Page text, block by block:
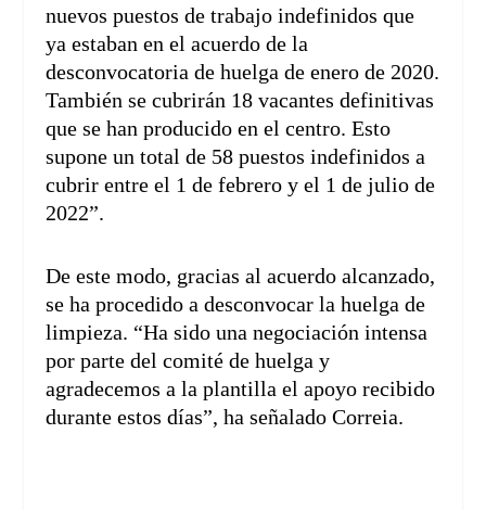
nuevos puestos de trabajo indefinidos que
ya estaban en el acuerdo de la
desconvocatoria de huelga de enero de 2020.
También se cubrirán 18 vacantes definitivas
que se han producido en el centro. Esto
supone un total de 58 puestos indefinidos a
cubrir entre el 1 de febrero y el 1 de julio de
2022”.
De este modo, gracias al acuerdo alcanzado,
se ha procedido a desconvocar la huelga de
limpieza. “Ha sido una negociación intensa
por parte del comité de huelga y
agradecemos a la plantilla el apoyo recibido
durante estos días”, ha señalado Correia.